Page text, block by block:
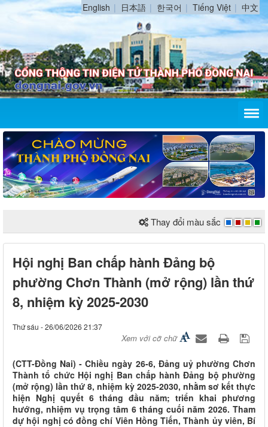
English 日本語 한국어 Tiếng Việt 中文
Thay đổi màu sắc
Hội nghị Ban chấp hành Đảng bộ
phường Chơn Thành (mở rộng) lần thứ
8, nhiệm kỳ 2025-2030
Thứ sáu - 26/06/2026 21:37
Xem với cỡ chữ
(CTT-Đồng Nai) - Chiều ngày 26-6, Đảng uỷ phường Chơn
Thành tổ chức Hội nghị Ban chấp hành Đảng bộ phường
(mở rộng) lần thứ 8, nhiệm kỳ 2025-2030, nhằm sơ kết thực
hiện Nghị quyết 6 tháng đầu năm; triển khai phương
hướng, nhiệm vụ trọng tâm 6 tháng cuối năm 2026. Tham
dự hội nghị có đồng chí Viên Hồng Tiến, Thành ủy viên, Bí